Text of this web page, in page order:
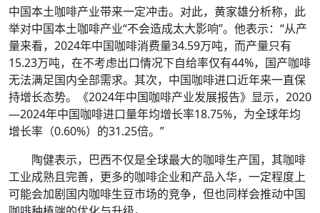
中国本土咖啡产业带来一定冲击。对此，黄家雄分析称，此
举对中国本土咖啡产业“不会造成太大影响”。他表示：“从产
量来看，2024年中国咖啡消费量34.59万吨，而产量只有
15.23万吨，在不考虑出口情况下自给率仅有44%，国产咖啡
无法满足国内全部需求。其次，中国咖啡进口近年来一直保
持增长态势。《2024年中国咖啡产业发展报告》显示，2020
—2024年中国咖啡进口量年均增长率18.75%，为全球年均
增长率（0.60%）的31.25倍。”
陶健表示，巴西不仅是全球最大的咖啡生产国，其咖啡
工业成熟且完善，更多的咖啡企业和产品入华，一定程度上
可能会加剧国内咖啡生豆市场的竞争，但也同样会推动中国